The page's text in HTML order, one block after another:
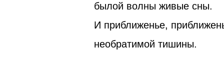
былой волны живые сны.
И приближенье,
необратимой тишины.